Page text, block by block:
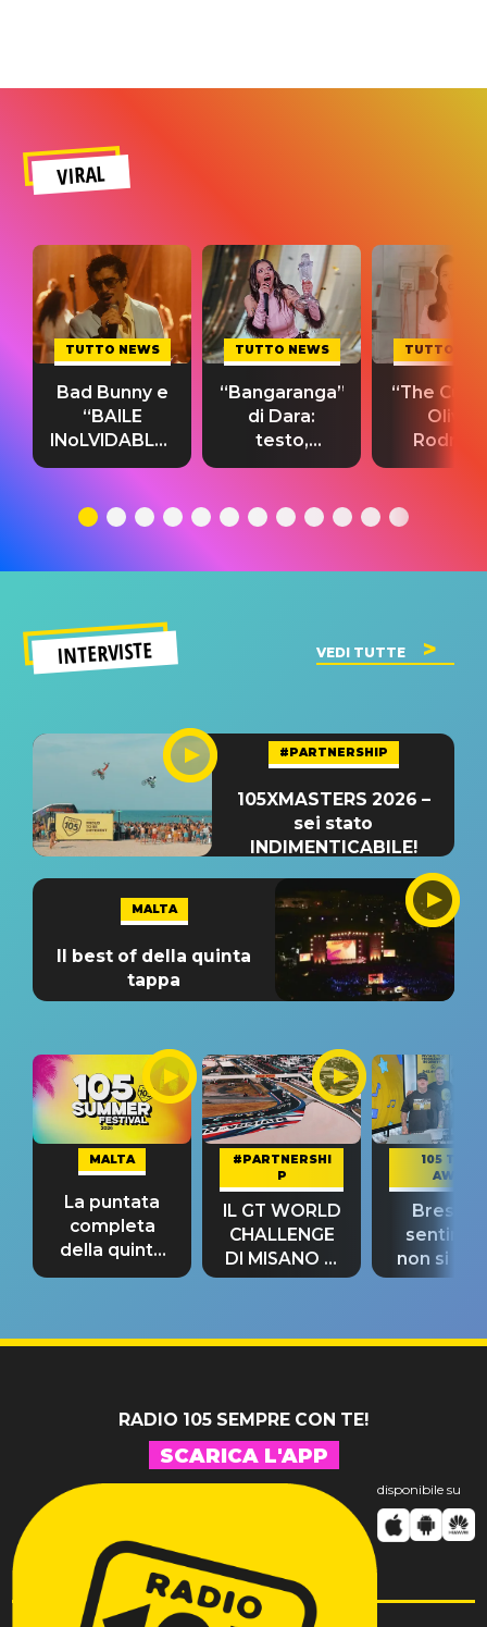
VIRAL
TUTTO NEWS
Bad Bunny e
“BAILE
INoLVIDABLE”:
testo,
significato
TUTTO NEWS
“Bangaranga”
di Dara:
testo,
traduzione e
del singolo
TUTTO
“The
Olivia
testo,
INTERVISTE VEDI TUTTE
#PARTNERSHIP
105XMASTERS 2026 –
sei stato
INDIMENTICABILE!
MALTA
Il best of della quinta
tappa
MALTA
La puntata
completa
della quinta
tappa
#PARTNERSHI
P
IL GT WORLD
CHALLENGE
DI MISANO si
riconferma
105 TAKE
AWAY
Bresh:
non si
fino alla
RADIO 105 SEMPRE CON TE!
SCARICA L'APP
disponibile su